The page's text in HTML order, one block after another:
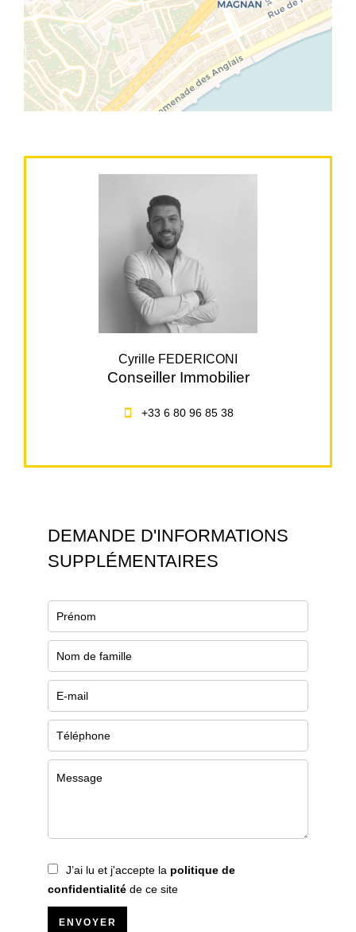
Cyrille FEDERICONI
Conseiller Immobilier
+33 6 80 96 85 38
DEMANDE D'INFORMATIONS
SUPPLÉMENTAIRES
J’ai lu et j'accepte la politique de
confidentialité de ce site
ENVOYER